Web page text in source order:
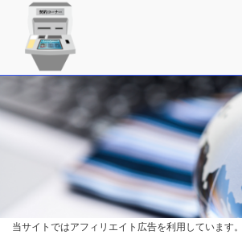
当サイトではアフィリエイト広告を利用しています。